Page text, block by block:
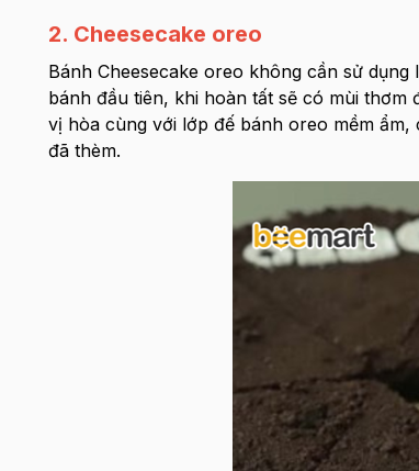
2. Cheesecake oreo
Bánh Cheesecake oreo không cần sử
bánh đầu tiên, khi hoàn tất sẽ có mùi
vị hòa cùng với lớp đế bánh oreo mềm ẩm,
đã thèm.